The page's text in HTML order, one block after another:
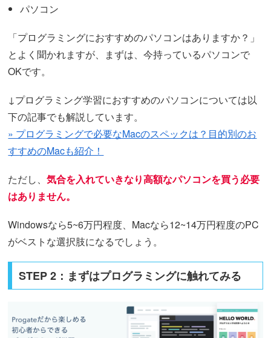
パソコン
「プログラミングにおすすめのパソコンはありますか？」
とよく聞かれますが、まずは、今持っているパソコンで
OKです。
↓プログラミング学習におすすめのパソコンについては以
下の記事でも解説しています。
» プログラミングで必要なMacのスペックは？目的別のお
すすめのMacも紹介！
ただし、気合を入れていきなり高額なパソコンを買う必要
はありません。
Windowsなら5~6万円程度、Macなら12~14万円程度のPC
がベストな選択肢になるでしょう。
STEP 2：まずはプログラミングに触れてみる